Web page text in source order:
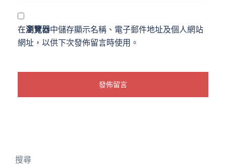
在瀏覽器中儲存顯示名稱、電子郵件地址及個人網站
網址，以供下次發佈留言時使用。
搜尋